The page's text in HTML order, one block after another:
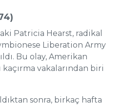
Patricia Hearst, radikal
Liberation Army
Bu olay, Amerikan
vakalarından biri
sonra, birkaç hafta